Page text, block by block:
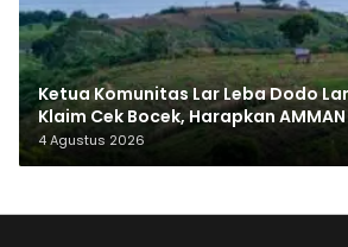
Ketua Komunitas Lar Leba Dodo
Klaim Cek Bocek, Harapkan
Makam Leluhur
4 Agustus 2026